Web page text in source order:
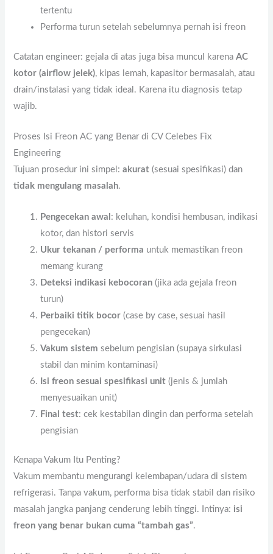
tertentu
Performa turun setelah sebelumnya pernah isi freon
Catatan engineer: gejala di atas juga bisa muncul karenaAC
kotor (airflow jelek), kipas lemah, kapasitor bermasalah, atau
drain/instalasi yang tidak ideal. Karena itu diagnosis tetap
wajib.
Proses Isi Freon AC yang Benar di CV Celebes Fix
Engineering
Tujuan prosedur ini simpel:akurat (sesuai spesifikasi) dan
tidak mengulang masalah.
Pengecekan awal : keluhan, kondisi hembusan, indikasi
kotor, dan histori servis
Ukur tekanan / performa untuk memastikan freon
memang kurang
Deteksi indikasi kebocoran (jika ada gejala freon
turun)
Perbaiki titik bocor (case by case, sesuai hasil
pengecekan)
Vakum sistem sebelum pengisian (supaya sirkulasi
stabil dan minim kontaminasi)
Isi freon sesuai spesifikasi unit (jenis & jumlah
menyesuaikan unit)
Final test: cek kestabilan dingin dan performa setelah
pengisian
Kenapa Vakum Itu Penting?
Vakum membantu mengurangi kelembapan/udara di sistem
refrigerasi. Tanpa vakum, performa bisa tidak stabil dan risiko
masalah jangka panjang cenderung lebih tinggi. Intinya: isi
freon yang benar bukan cuma “tambah gas”.